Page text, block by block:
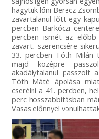
hagytuk lőni Berecz
zavartalanul lőtt egy
percben Barkóczi
percben ismét az
zavart, szerencsére
33. percben Tóth Milán
majd középre
akadálytalanul passzolt
Tóth Máté ápolása
cserélni a 41. percben,
perc hosszabbításban
Vasas előnnyel